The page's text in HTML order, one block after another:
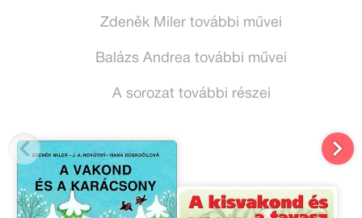
Zdeněk Miler további művei
Balázs Andrea további művei
A sorozat további részei